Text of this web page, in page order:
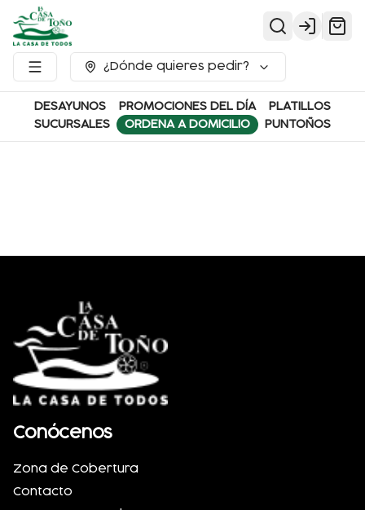
Login
¿Dónde quieres pedir?
DESAYUNOS PROMOCIONES DEL DÍA
PLATILLOS
SUCURSALES
ORDENA A DOMICILIO PUNTOÑOS
Conócenos
Zona de Cobertura
Contacto